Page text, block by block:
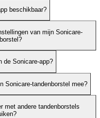
beschikbaar?
van mijn Sonicare-
de Sonicare-app?
Sonicare-tandenborstel mee?
met andere tandenborstels